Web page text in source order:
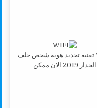
WIFI تقنية تحديد هوية شخص خلف
الجدار 2019 الان ممكن